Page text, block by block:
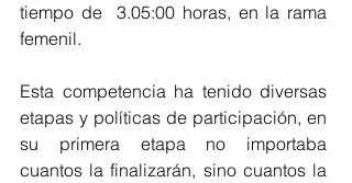
tiempo de  3.05:00 horas, en la rama
femenil.
Esta competencia ha tenido diversas
etapas y políticas de participación, en
su primera etapa no importaba
cuantos la finalizarán, sino cuantos la